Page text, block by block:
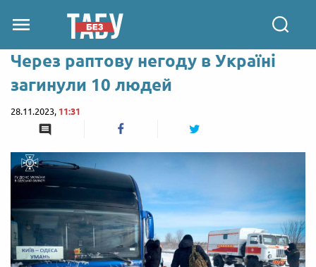
Через раптову негоду в Україні
загинули 10 людей
28.11.2023, 11:31